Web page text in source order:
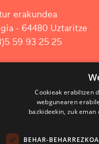
erakundea
- 64480 Uztaritze
59 93 25 25
Cookieak erabiltzen
webgunearen
bazkideekin, zuk
BEHAR-BEHARREZKOA